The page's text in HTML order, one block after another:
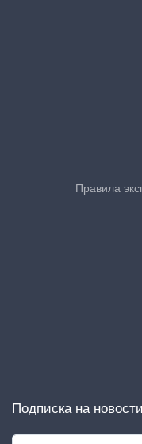
Правила
Подписка на новости